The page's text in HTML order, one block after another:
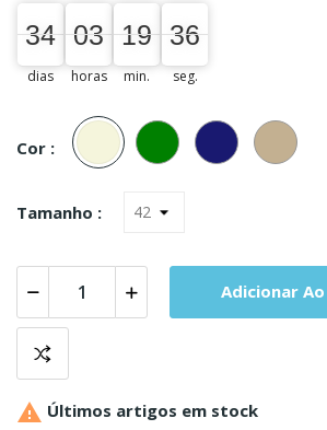
34
34
00
dias
03
03
00
horas
19
19
00
min.
36
36
37
seg.
Cor :
Bege Verde Marinho
Tamanho :
Adicionar
 Últimos artigos em stock